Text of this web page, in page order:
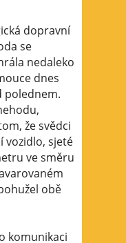
dopravní
se
nedaleko
dnes
polednem.
že svědci
vozidlo, sjeté
ve směru
obě
komunikaci